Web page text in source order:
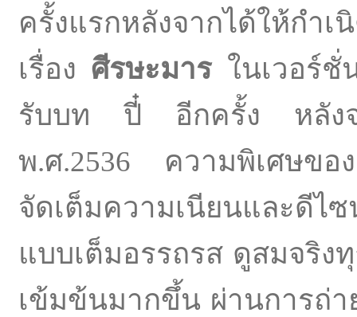
ครั้งแรกหลังจากได้ให้กำ
เรื่อง ศีรษะมารในเวอร์ชั่
รับบท ปี๋ อีกครั้ง หลังจา
พ.ศ.2536 ความพิเศษของ
จัดเต็มความเนียนและดี
แบบเต็มอรรถรส ดูสมจริง
เข้มข้นมากขึ้น ผ่านการถ่